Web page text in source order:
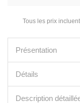
Tous les prix
Présentation
Détails
Description